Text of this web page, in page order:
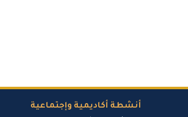
أنشطة أكاديمية وإجتماعية